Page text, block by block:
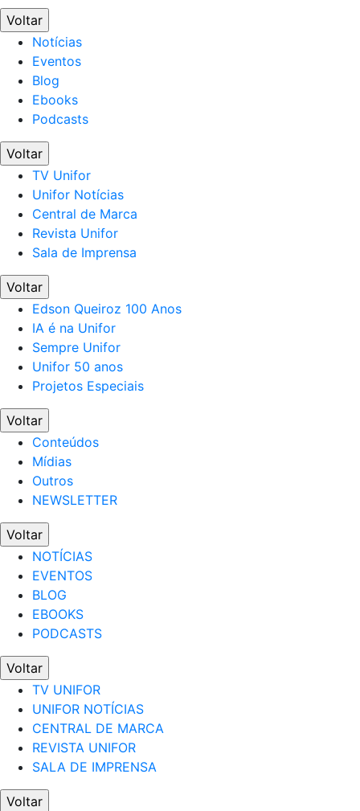
Voltar
Notícias
Eventos
Blog
Ebooks
Podcasts
Voltar
TV Unifor
Unifor Notícias
Central de Marca
Revista Unifor
Sala de Imprensa
Voltar
Edson Queiroz 100 Anos
IA é na Unifor
Sempre Unifor
Unifor 50 anos
Projetos Especiais
Voltar
Conteúdos
Mídias
Outros
NEWSLETTER
Voltar
NOTÍCIAS
EVENTOS
BLOG
EBOOKS
PODCASTS
Voltar
TV UNIFOR
UNIFOR NOTÍCIAS
CENTRAL DE MARCA
REVISTA UNIFOR
SALA DE IMPRENSA
Voltar